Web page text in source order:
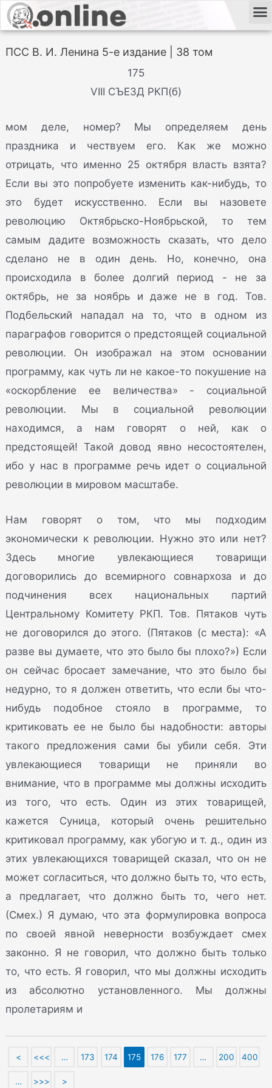
ПСС В. И. Ленина 5-е издание | 38 том
175
VIII СЪЕЗД РКП(б)
мом деле, номер? Мы определяем день
праздника и чествуем его. Как же можно
отрицать, что именно 25 октября власть взята?
Если вы это попробуете изменить как-нибудь, то
это будет искусственно. Если вы назовете
революцию Октябрьско-Ноябрьской, то тем
самым дадите возможность сказать, что дело
сделано не в один день. Но, конечно, она
происходила в более долгий период - не за
октябрь, не за ноябрь и даже не в год. Тов.
Подбельский нападал на то, что в одном из
параграфов говорится о предстоящей социальной
революции. Он изображал на этом основании
программу, как чуть ли не какое-то покушение на
«оскорбление ее величества» - социальной
революции. Мы в социальной революции
находимся, а нам говорят о ней, как о
предстоящей! Такой довод явно несостоятелен,
ибо у нас в программе речь идет о социальной
революции в мировом масштабе.
Нам говорят о том, что мы подходим
экономически к революции. Нужно это или нет?
Здесь многие увлекающиеся товарищи
договорились до всемирного совнархоза и до
подчинения всех национальных партий
Центральному Комитету РКП. Тов. Пятаков чуть
не договорился до этого. (Пятаков (с места): «А
разве вы думаете, что это было бы плохо?») Если
он сейчас бросает замечание, что это было бы
недурно, то я должен ответить, что если бы что-
нибудь подобное стояло в программе, то
критиковать ее не было бы надобности: авторы
такого предложения сами бы убили себя. Эти
увлекающиеся товарищи не приняли во
внимание, что в программе мы должны исходить
из того, что есть. Один из этих товарищей,
кажется Суница, который очень решительно
критиковал программу, как убогую и т. д., один из
этих увлекающихся товарищей сказал, что он не
может согласиться, что должно быть то, что есть,
а предлагает, что должно быть то, чего нет.
(Смех.) Я думаю, что эта формулировка вопроса
по своей явной неверности возбуждает смех
законно. Я не говорил, что должно быть только
то, что есть. Я говорил, что мы должны исходить
из абсолютно установленного. Мы должны
пролетариям и
< <<< … 173 174 175 176 177 … 200 400
… >>> >